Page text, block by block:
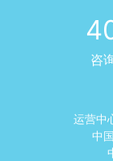
咨
运营中
中